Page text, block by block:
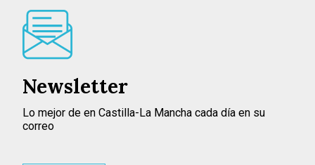
Newsletter
Lo mejor de en Castilla-La Mancha cada día en su
correo